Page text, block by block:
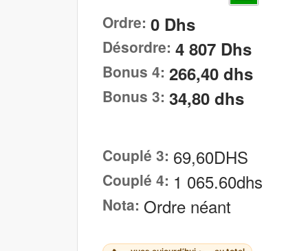
Ordre: 0 Dhs
Désordre: 4 807 Dhs
Bonus 4: 266,40 dhs
Bonus 3: 34,80 dhs
Couplé 3: 69,60DHS
Couplé 4: 1 065.60dhs
Nota: Ordre néant